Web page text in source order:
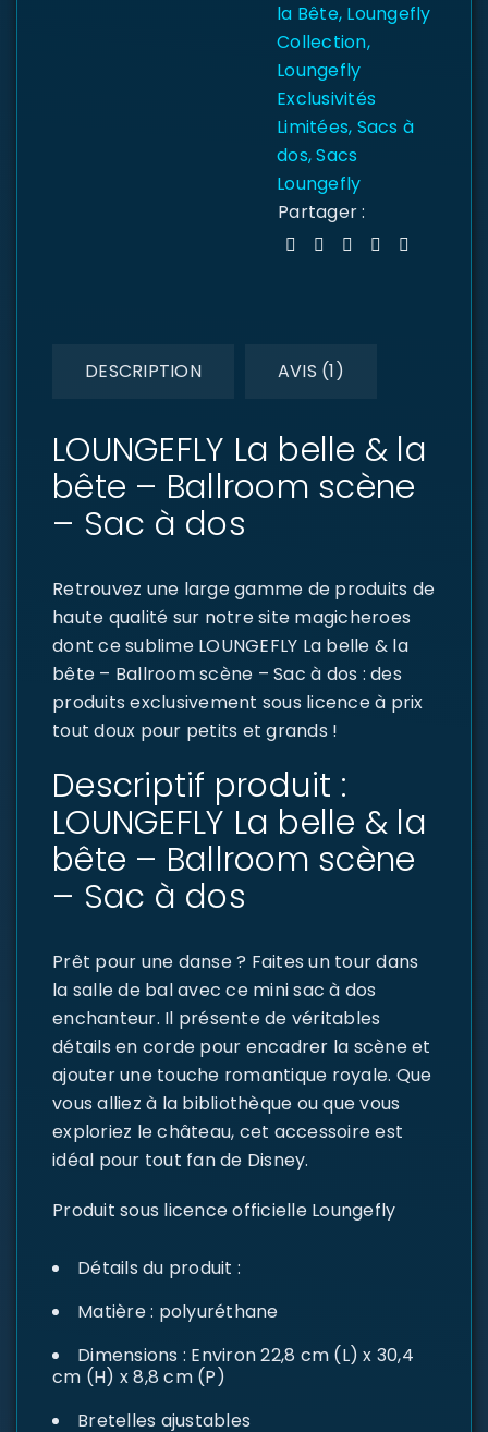
la Bête, Loungefly
Collection,
Loungefly
Exclusivités
Limitées, Sacs à
dos,Sacs
Loungefly
Partager :
DESCRIPTION AVIS (1)
LOUNGEFLY La belle & la
bête – Ballroom scène
– Sac à dos
Retrouvez une large gamme de produits de
haute qualité sur notre site magicheroes
dont ce sublime LOUNGEFLY La belle & la
bête – Ballroom scène – Sac à dos : des
produits exclusivement sous licence à prix
tout doux pour petits et grands !
Descriptif produit :
LOUNGEFLY La belle & la
bête – Ballroom scène
– Sac à dos
Prêt pour une danse ? Faites un tour dans
la salle de bal avec ce mini sac à dos
enchanteur. Il présente de véritables
détails en corde pour encadrer la scène et
ajouter une touche romantique royale. Que
vous alliez à la bibliothèque ou que vous
exploriez le château, cet accessoire est
idéal pour tout fan de Disney.
Produit sous licence officielle Loungefly
Détails du produit :
Matière : polyuréthane
Dimensions : Environ 22,8 cm (L) x 30,4
cm (H) x 8,8 cm (P)
Bretelles ajustables